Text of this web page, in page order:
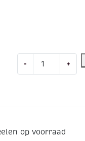
-
Wenskaarten
st,
+
op voorraad